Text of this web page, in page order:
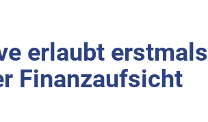
erlaubt erstmals
Finanzaufsicht